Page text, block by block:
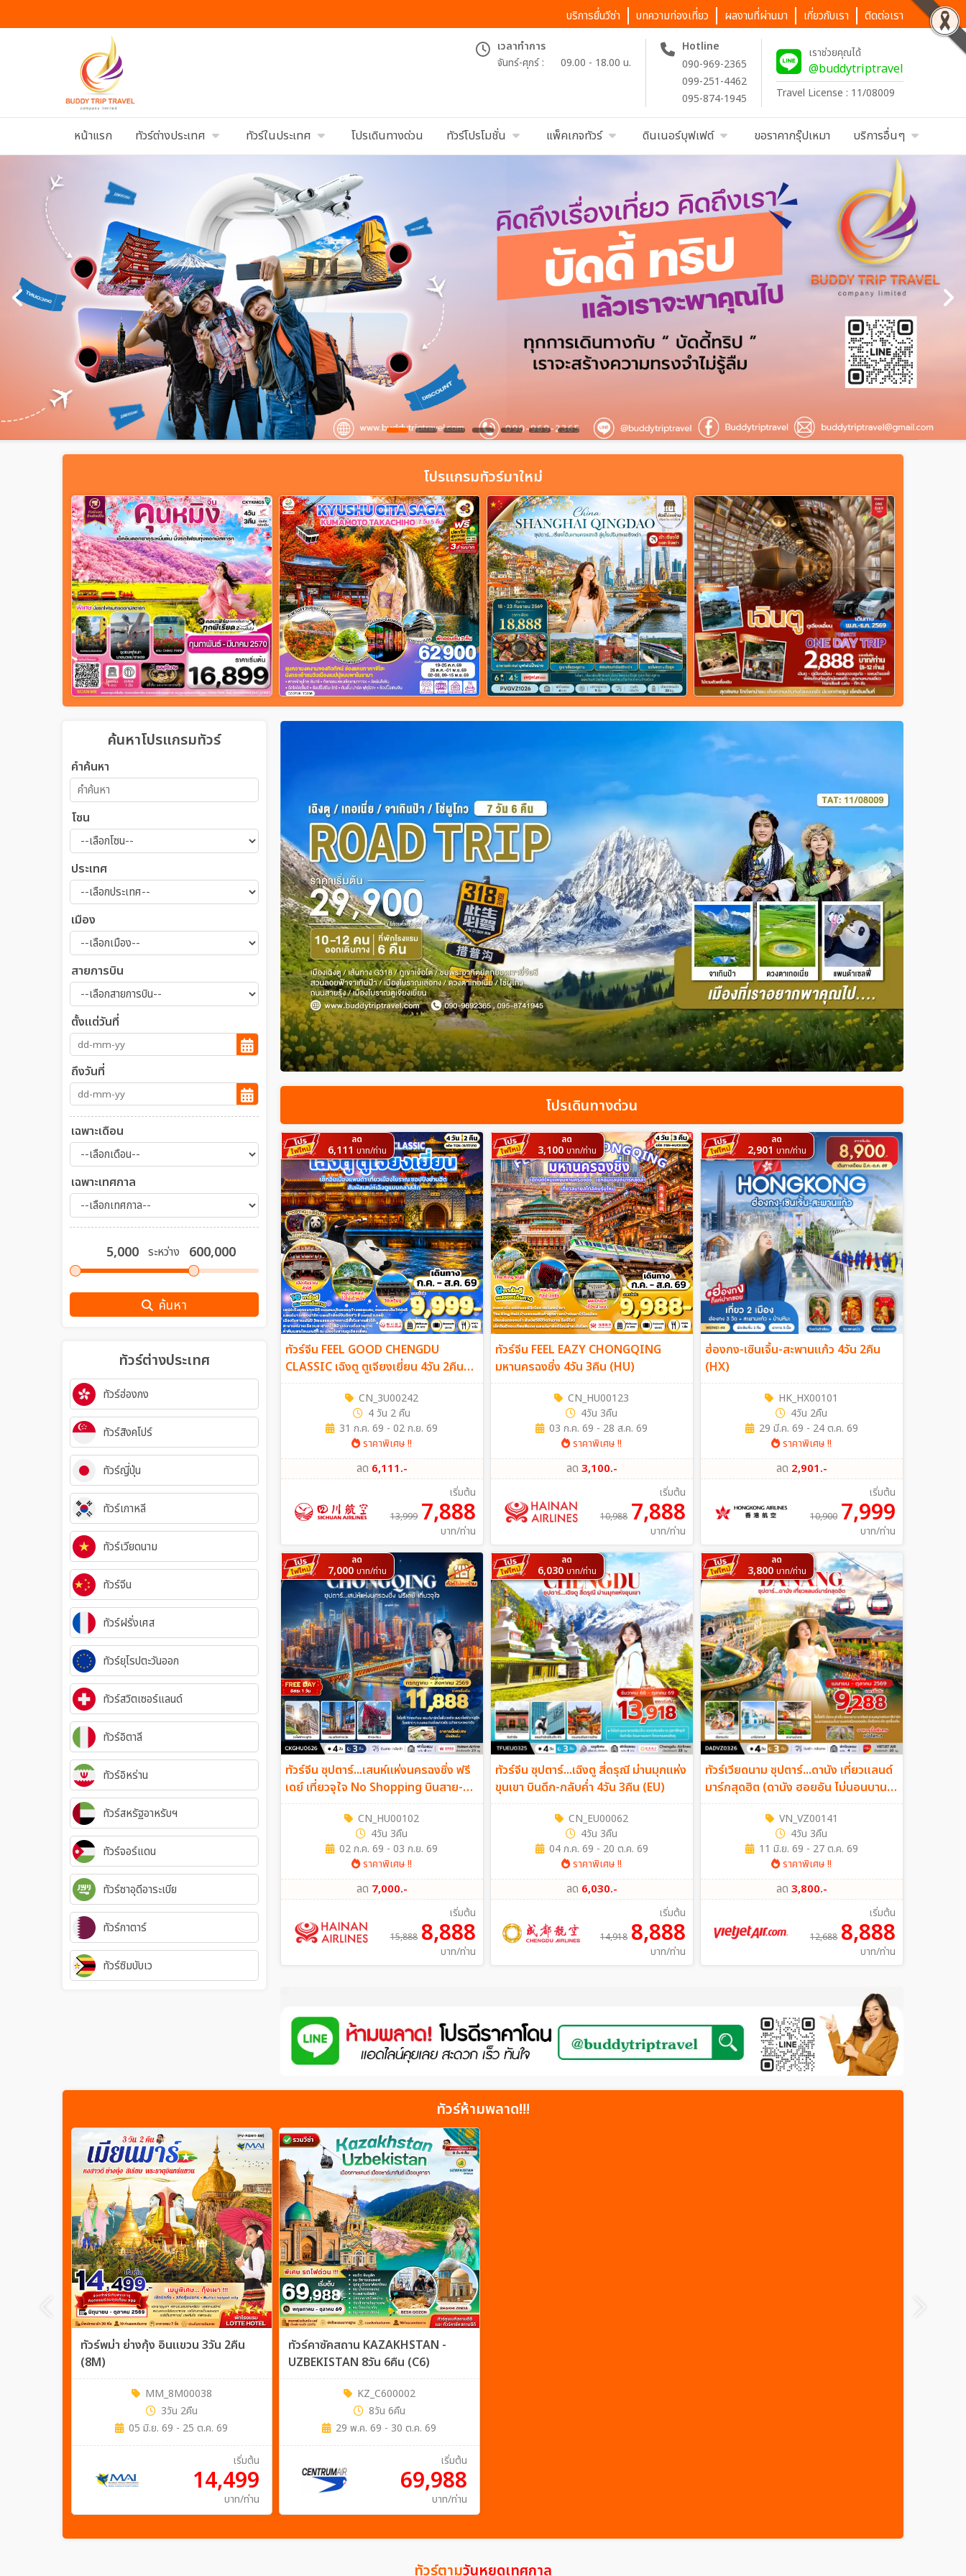
บริการยื่นวีซ่า บทความท่องเที่ยว ผลงานที่ผ่านมา เกี่ยวกับเรา ติดต่อเรา
เวลาทำการ
จันทร์-ศุกร์ :
09.00 - 18.00 น.
Hotline
090-969-2365
099-251-4462
095-874-1945
เราช่วยคุณได้
@buddytriptravel
Travel License : 11/08009
หน้าแรก ทัวร์ต่างประเทศ ทัวร์ในประเทศ โปรเดินทางด่วน ทัวร์โปรโมชั่น แพ็คเกจทัวร์ ดินเนอร์บุฟเฟต์ ขอราคากรุ๊ปเหมา บริการอื่นๆ
โปรแกรมทัวร์มาใหม่
ค้นหาโปรแกรมทัวร์
คำค้นหา
โซน
ประเทศ
เมือง
สายการบิน
ตั้งแต่วันที่
ถึงวันที่
เฉพาะเดือน
เฉพาะเทศกาล
ระหว่าง
ค้นหา
ทัวร์ต่างประเทศ
ทัวร์ฮ่องกง
ทัวร์สิงคโปร์
ทัวร์ญี่ปุ่น
ทัวร์เกาหลี
ทัวร์เวียดนาม
ทัวร์จีน
ทัวร์ฝรั่งเศส
ทัวร์ยุโรปตะวันออก
ทัวร์สวิตเซอร์แลนด์
ทัวร์อิตาลี
ทัวร์อิหร่าน
ทัวร์สหรัฐอาหรับฯ
ทัวร์จอร์แดน
ทัวร์ซาอุดีอาระเบีย
ทัวร์กาตาร์
ทัวร์ซิมบับเว
โปรเดินทางด่วน
ลด
6,111 บาท/ท่าน
ทัวร์จีน FEEL GOOD CHENGDU
CLASSIC เฉิงตู ตูเจียงเยี่ยน 4วัน 2คืน
(3U)
CN_3U00242
4 วัน 2 คืน
31 ก.ค. 69 - 02 ก.ย. 69
ราคาพิเศษ !!
ลด 6,111.-
เริ่มต้น
13,999 7,888
บาท/ท่าน
ลด
3,100 บาท/ท่าน
ทัวร์จีน FEEL EAZY CHONGQING
มหานครฉงชิ่ง 4วัน 3คืน (HU)
CN_HU00123
4วัน 3คืน
03 ก.ค. 69 - 28 ส.ค. 69
ราคาพิเศษ !!
ลด 3,100.-
เริ่มต้น
10,988 7,888
บาท/ท่าน
ลด
2,901 บาท/ท่าน
ฮ่องกง-เซินเจิ้น-สะพานแก้ว 4วัน 2คืน
(HX)
HK_HX00101
4วัน 2คืน
29 มี.ค. 69 - 24 ต.ค. 69
ราคาพิเศษ !!
ลด 2,901.-
เริ่มต้น
10,900 7,999
บาท/ท่าน
ลด
7,000 บาท/ท่าน
ทัวร์จีน ซุปตาร์...เสนห์แห่งนครฉงชิ่ง ฟรี
เดย์ เที่ยวจุใจ No Shopping บินสาย-
กลับเช้า 4วัน 3คืน (HU)
CN_HU00102
4วัน 3คืน
02 ก.ค. 69 - 03 ก.ย. 69
ราคาพิเศษ !!
ลด 7,000.-
เริ่มต้น
15,888 8,888
บาท/ท่าน
ลด
6,030 บาท/ท่าน
ทัวร์จีน ซุปตาร์...เฉิงตู สี่ดรุณี ม่านมุกแห่ง
ขุนเขา บินดึก-กลับค่ำ 4วัน 3คืน (EU)
CN_EU00062
4วัน 3คืน
04 ก.ค. 69 - 20 ต.ค. 69
ราคาพิเศษ !!
ลด 6,030.-
เริ่มต้น
14,918 8,888
บาท/ท่าน
ลด
3,800 บาท/ท่าน
ทัวร์เวียดนาม ซุปตาร์...ดานัง เที่ยวแลนด์
มาร์กสุดฮิต (ดานัง ฮอยอัน ไม่นอนบานา
ฮิลล์) 4วัน 3คืน (VZ)
VN_VZ00141
4วัน 3คืน
11 มิ.ย. 69 - 27 ต.ค. 69
ราคาพิเศษ !!
ลด 3,800.-
เริ่มต้น
12,688 8,888
บาท/ท่าน
ทัวร์ห้ามพลาด!!!
ทัวร์พม่า ย่างกุ้ง อินแขวน 3วัน 2คืน
(8M)
MM_8M00038
3วัน 2คืน
05 มิ.ย. 69 - 25 ต.ค. 69
เริ่มต้น
14,499
บาท/ท่าน
ทัวร์คาซัคสถาน KAZAKHSTAN -
UZBEKISTAN 8วัน 6คืน (C6)
KZ_C600002
8วัน 6คืน
29 พ.ค. 69 - 30 ต.ค. 69
เริ่มต้น
69,988
บาท/ท่าน
ทัวร์ตามวันหยุดเทศกาล